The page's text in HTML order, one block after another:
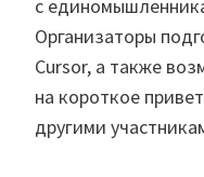
с
Организаторы
Cursor, а также
на короткое
другими